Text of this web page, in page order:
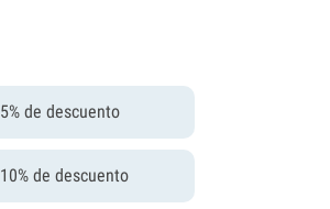
5% de descuento
10% de descuento